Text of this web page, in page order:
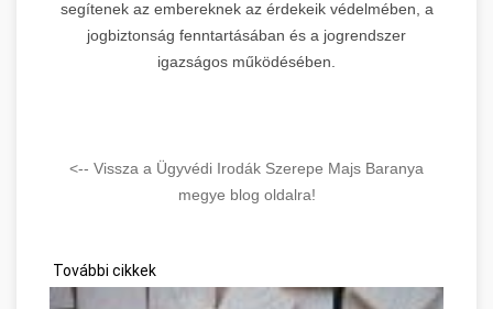
segítenek az embereknek az érdekeik védelmében, a
jogbiztonság fenntartásában és a jogrendszer
igazságos működésében.
<-- Vissza a Ügyvédi Irodák Szerepe Majs Baranya
megye blog oldalra!
További cikkek